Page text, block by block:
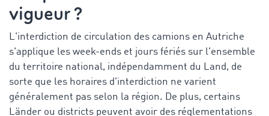
vigueur ?
L'interdiction de circulation des camions en Autriche
s'applique les week-ends et jours fériés sur l'ensemble
du territoire national, indépendamment du Land, de
sorte que les horaires d'interdiction ne varient
généralement pas selon la région. De plus, certains
Länder ou districts peuvent avoir des réglementations